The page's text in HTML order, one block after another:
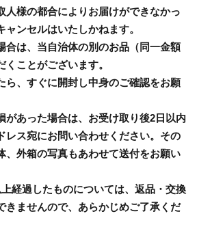
人様の都合によりお届けができなかっ
ンセルはいたしかねます。
合は、当自治体の別のお品（同一金額
くことがございます。
ら、すぐに開封し中身のご確認をお願
があった場合は、お受け取り後2日以内
レス宛にお問い合わせください。その
、外箱の写真もあわせて送付をお願い
上経過したものについては、返品・交換
きませんので、あらかじめご了承くだ